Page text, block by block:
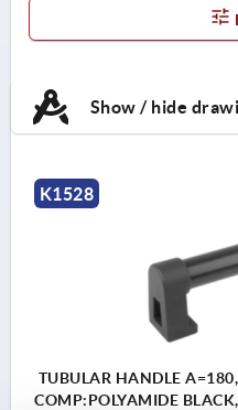
Show / hide
K1528
TUBULAR HANDLE
COMP:POLYAMIDE